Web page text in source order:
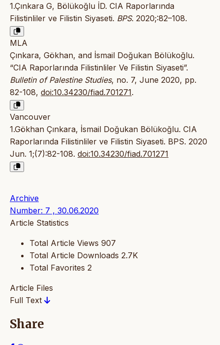
1.Çınkara G, Bölükoğlu İD. CIA Raporlarında
Filistinliler ve Filistin Siyaseti. BPS. 2020;:82–108.
MLA
Çınkara, Gökhan, and İsmail Doğukan Bölükoğlu.
“CIA Raporlarında Filistinliler Ve Filistin Siyaseti”.
Bulletin of Palestine Studies, no. 7, June 2020, pp.
82-108, doi:10.34230/fiad.701271.
Vancouver
1.Gökhan Çınkara, İsmail Doğukan Bölükoğlu. CIA
Raporlarında Filistinliler ve Filistin Siyaseti. BPS. 2020
Jun. 1;(7):82-108. doi:10.34230/fiad.701271
Archive
Number: 7 , 30.06.2020
Article Statistics
Total Article Views 907
Total Article Downloads 2.7K
Total Favorites 2
Article Files
Full Text
Share